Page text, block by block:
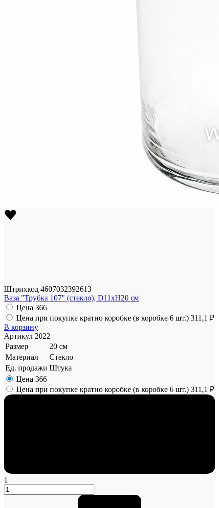
Штрихкод 4607032392613
Ваза "Трубка 107" (стекло), D11xH20 см
Цена 366
Цена при покупке кратно коробке (в коробке 6 шт.) 311,1 ₽
В корзину
Артикул 2022
Размер
20 см
Материал
Стекло
Ед. продажи Штука
Цена 366
Цена при покупке кратно коробке (в коробке 6 шт.) 311,1 ₽
1